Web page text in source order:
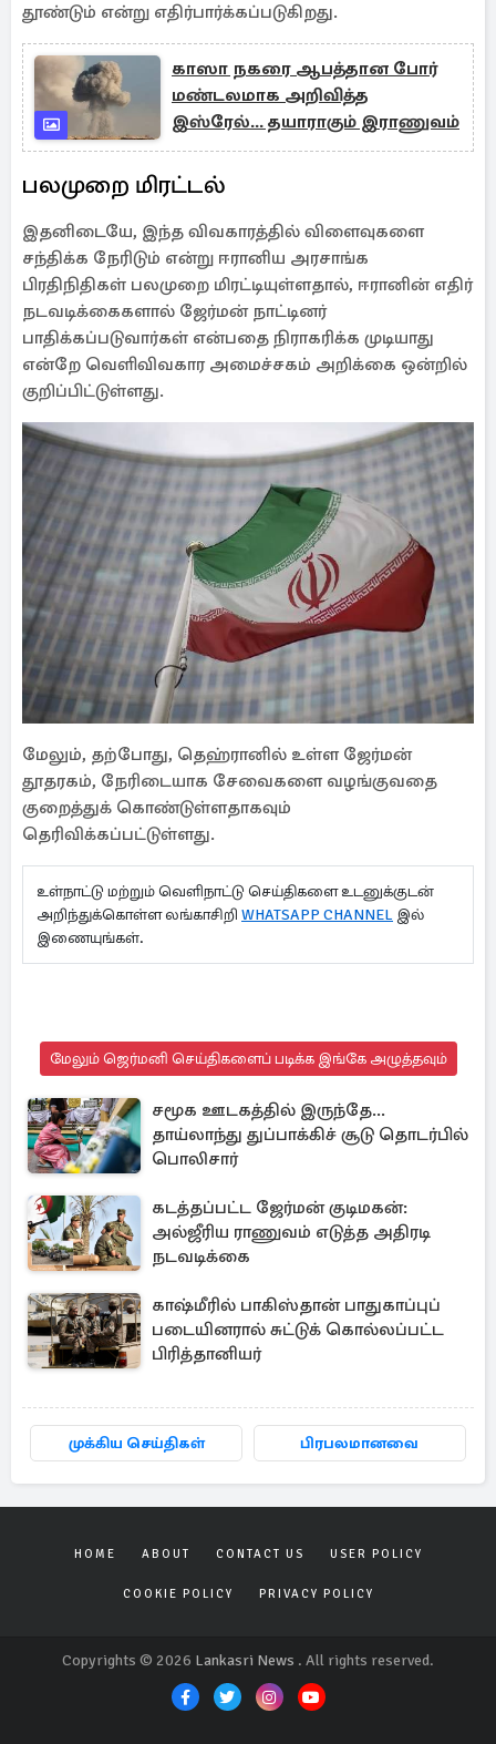
தூண்டும் என்று எதிர்பார்க்கப்படுகிறது.
காஸா நகரை ஆபத்தான போர்
மண்டலமாக அறிவித்த
இஸ்ரேல்... தயாராகும் இராணுவம்
பலமுறை மிரட்டல்
இதனிடையே, இந்த விவகாரத்தில் விளைவுகளை
சந்திக்க நேரிடும் என்று ஈரானிய அரசாங்க
பிரதிநிதிகள் பலமுறை மிரட்டியுள்ளதால், ஈரானின் எதிர்
நடவடிக்கைகளால் ஜேர்மன் நாட்டினர்
பாதிக்கப்படுவார்கள் என்பதை நிராகரிக்க முடியாது
என்றே வெளிவிவகார அமைச்சகம் அறிக்கை ஒன்றில்
குறிப்பிட்டுள்ளது.
மேலும், தற்போது, ​​தெஹ்ரானில் உள்ள ஜேர்மன்
தூதரகம், நேரிடையாக சேவைகளை வழங்குவதை
குறைத்துக் கொண்டுள்ளதாகவும்
தெரிவிக்கப்பட்டுள்ளது.
உள்நாட்டு மற்றும் வெளிநாட்டு செய்திகளை உடனுக்குடன்
அறிந்துக்கொள்ள லங்காசிறி WHATSAPP CHANNEL இல்
இணையுங்கள்.
மேலும் ஜெர்மனி செய்திகளைப் படிக்க இங்கே அழுத்தவும்
சமூக ஊடகத்தில் இருந்தே...
தாய்லாந்து துப்பாக்கிச் சூடு தொடர்பில்
பொலிசார்
கடத்தப்பட்ட ஜேர்மன் குடிமகன்:
அல்ஜீரிய ராணுவம் எடுத்த அதிரடி
நடவடிக்கை
காஷ்மீரில் பாகிஸ்தான் பாதுகாப்புப்
படையினரால் சுட்டுக் கொல்லப்பட்ட
பிரித்தானியர்
முக்கிய செய்திகள் பிரபலமானவை
HOME ABOUT CONTACT US USER POLICY
COOKIE POLICY PRIVACY POLICY
Copyrights © 2026 Lankasri News . All rights reserved.